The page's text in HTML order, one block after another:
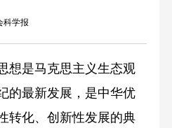
科学报
是马克思主义生态观
的最新发展，是中华优
转化、创新性发展的典